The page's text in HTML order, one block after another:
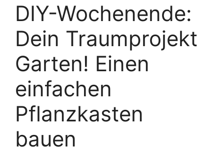
DIY-Wochenende:
Dein Traumprojekt
Garten! Einen
einfachen
Pflanzkasten
bauen